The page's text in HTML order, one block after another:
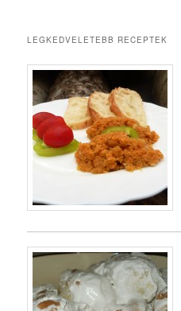
LEGKEDVELETEBB RECEPTEK